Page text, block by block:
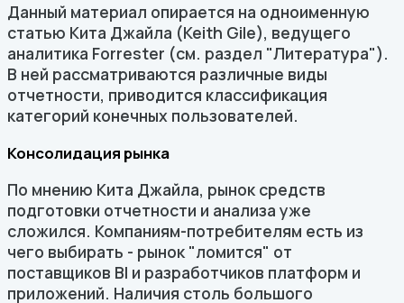
Данный материал опирается на одноименную
статью Кита Джайла (Keith Gile), ведущего
аналитика Forrester (см. раздел "Литература").
В ней рассматриваются различные виды
отчетности, приводится классификация
категорий конечных пользователей.
Консолидация рынка
По мнению Кита Джайла, рынок средств
подготовки отчетности и анализа уже
сложился. Компаниям-потребителям есть из
чего выбирать - рынок "ломится" от
поставщиков BI и разработчиков платформ и
приложений. Наличия столь большого